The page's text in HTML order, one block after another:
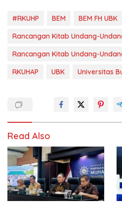
#RKUHP BEM BEM FH UBK
Rancangan Kitab Undang-
Rancangan Kitab Undang-
RKUHAP
UBK Universitas
Read Also